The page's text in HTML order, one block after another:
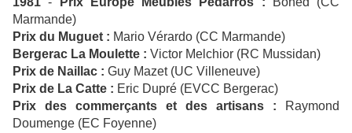
Marmande)
Prix du Muguet : Mario Vérardo (CC Marmande)
Bergerac La Moulette : Victor Melchior (RC Mussidan)
Prix de Naillac : Guy Mazet (UC Villeneuve)
Prix de La Catte : Eric Dupré (EVCC Bergerac)
Prix des commerçants et des artisans : Raymond
Doumenge (EC Foyenne)